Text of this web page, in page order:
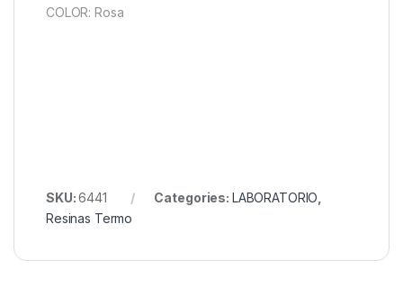
COLOR: Rosa
SKU:6441 Categories: LABORATORIO
Resinas Termo